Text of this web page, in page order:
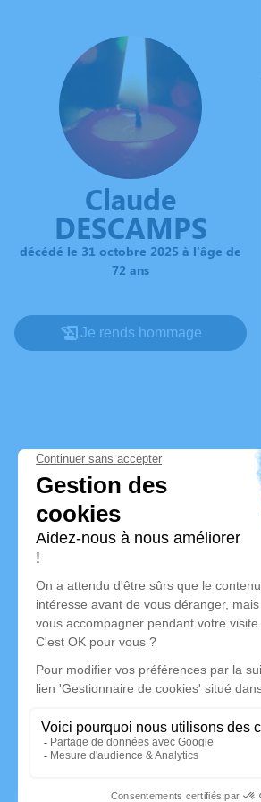
Claude
DESCAMPS
décédé le 31 octobre 2025 à l'âge de
72 ans
Je rends hommage